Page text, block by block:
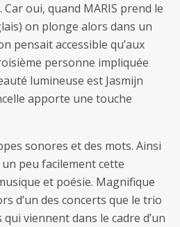
oui, quand MARIS prend le
on plonge alors dans un
pensait accessible qu’aux
personne impliquée
lumineuse est Jasmijn
apporte une touche
sonores et des mots. Ainsi
peu facilement cette
et poésie. Magnifique
d’un des concerts que le trio
viennent dans le cadre d’un